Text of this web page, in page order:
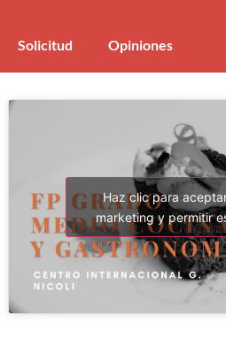
Solicitud Opiniones
Haz clic para
marketing y permitir